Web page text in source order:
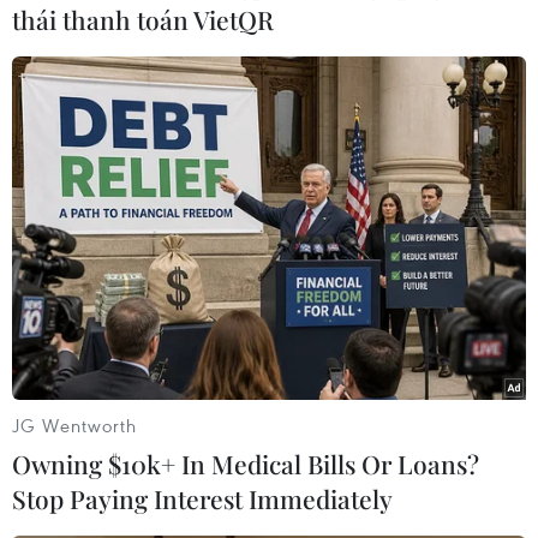
#Xe tăng #Israel
#Thủ tướng Benjamin Netanyahu
#Israel
#Chống khủng bố
Theo dõi VietnamPlus
TIN LIÊN QUAN
thái thanh toán VietQR
JG Wentworth
Owning $10k+ In Medical Bills Or Loans?
Stop Paying Interest Immediately